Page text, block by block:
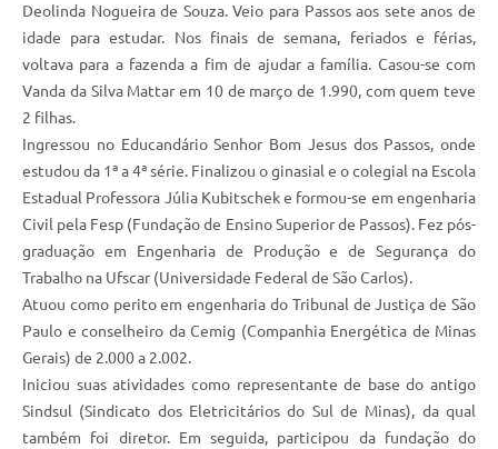
Deolinda Nogueira de Souza. Veio para Passos aos sete anos de
idade para estudar. Nos finais de semana, feriados e férias,
voltava para a fazenda a fim de ajudar a família. Casou-se com
Vanda da Silva Mattar em 10 de março de 1.990, com quem teve
2 filhas.
Ingressou no Educandário Senhor Bom Jesus dos Passos, onde
estudou da 1ª a 4ª série. Finalizou o ginasial e o colegial na Escola
Estadual Professora Júlia Kubitschek e formou-se em engenharia
Civil pela Fesp (Fundação de Ensino Superior de Passos). Fez pós-
graduação em Engenharia de Produção e de Segurança do
Trabalho na Ufscar (Universidade Federal de São Carlos).
Atuou como perito em engenharia do Tribunal de Justiça de São
Paulo e conselheiro da Cemig (Companhia Energética de Minas
Gerais) de 2.000 a 2.002.
Iniciou suas atividades como representante de base do antigo
Sindsul (Sindicato dos Eletricitários do Sul de Minas), da qual
também foi diretor. Em seguida, participou da fundação do